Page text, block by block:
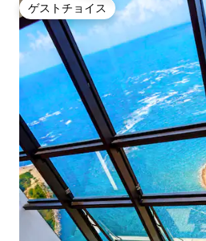
ゲストチョイス
ゲストチョイス